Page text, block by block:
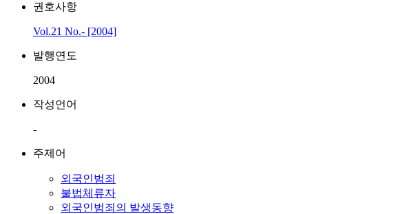
권호사항
Vol.21 No.- [2004]
발행연도
2004
작성언어
-
주제어
외국인범죄
불법체류자
외국인범죄의 발생동향